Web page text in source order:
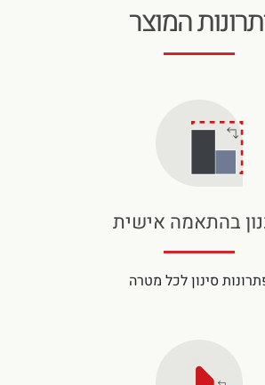
המוצר
בהתאמה אישית
סינון לכל מטרה